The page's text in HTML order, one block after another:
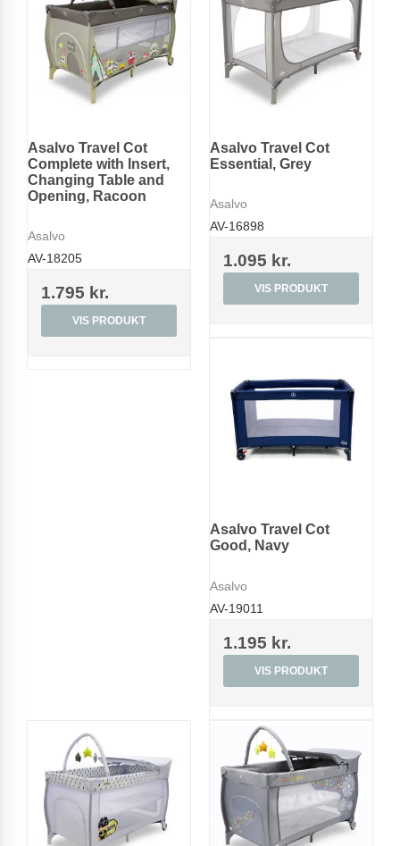
Asalvo Travel Cot
Complete with Insert,
Changing Table and
Opening, Racoon
Asalvo
AV-18205
1.795 kr.
VIS PRODUKT
Asalvo Travel Cot
Essential, Grey
Asalvo
AV-16898
1.095 kr.
VIS PRODUKT
Asalvo Travel Cot
Good, Navy
Asalvo
AV-19011
1.195 kr.
VIS PRODUKT